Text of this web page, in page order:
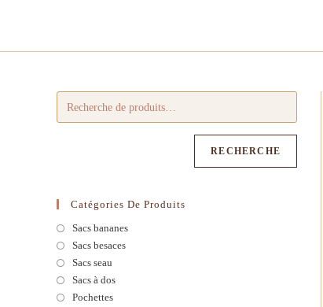
RECHERCHE
Catégories De Produits
Sacs bananes
Sacs besaces
Sacs seau
Sacs à dos
Pochettes